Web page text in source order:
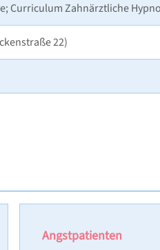
Zahnärztliche
22)
Angstpatienten